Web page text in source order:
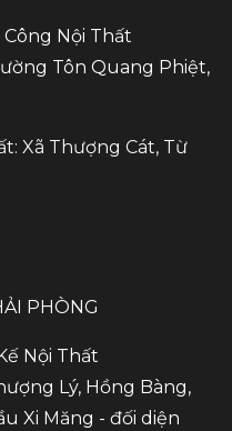
Công Nội Thất
Tôn Quang Phiệt,
Xã Thượng Cát, Từ
PHÒNG
Nội Thất
Lý, Hồng Bàng,
Xi Măng - đối diện